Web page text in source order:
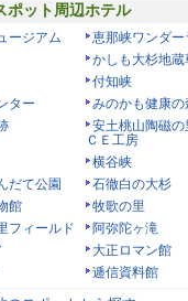
ポット周辺ホテル
ージアム
恵那峡ワンダー
かしも大杉地蔵
付知峡
ター
みのかも健康の
安土桃山陶磁の
ＣＥ工房
横谷峡
だて公園
石徹白の大杉
館
牧歌の里
フィールド
阿弥陀ヶ滝
大正ロマン館
逓信資料館